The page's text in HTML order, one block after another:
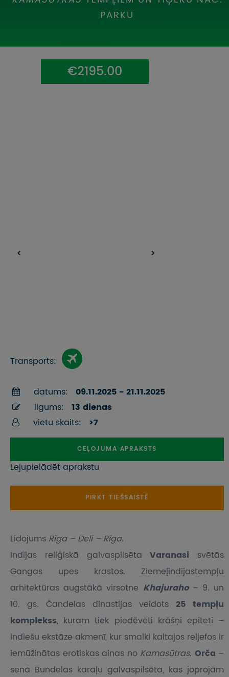
UZŅEMOŠAIS TŪRISMS
PIRMSLĪGUMA INFORMĀCIJA, KLIENTA LĪGUMS,
CEĻOJUMU APDROŠINĀŠANA
PARKU
€2195.00
Transports:
datums:
09.11.2025 - 21.11.2025
ilgums:
13 dienas
vietu skaits:
>7
CEĻOJUMA APRAKSTS
Lejupielādēt aprakstu
PIRKT TIEŠSAISTĒ
Lidojums Rīga – Deli – Rīga.
Indijas reliģiskā galvaspilsētaVaranasi svētās
Gangas upes krastos. Ziemeļindijastempļu
arhitektūras augstākā virsotne Khajuraho – 9. un
10. gs. Čandelas dinastijas veidots 25 tempļu
komplekss, kuram tiek piedēvēti krāšņi epiteti –
indiešu ekstāze akmenī, kur smalki kaltajos reljefos ir
iemūžinātas erotiskas ainas no Kamasūtras. Orča –
senā Bundelas karaļu galvaspilsēta, kas joprojām